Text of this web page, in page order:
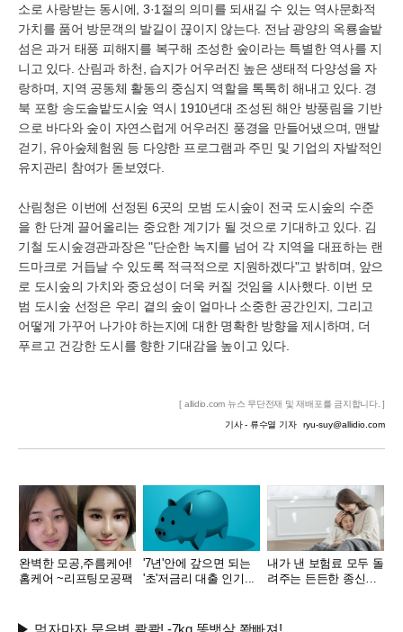
소로 사랑받는 동시에, 3·1절의 의미를 되새길 수 있는 역사문화적
가치를 품어 방문객의 발길이 끊이지 않는다. 전남 광양의 옥룡솔밭
섬은 과거 태풍 피해지를 복구해 조성한 숲이라는 특별한 역사를 지
니고 있다. 산림과 하천, 습지가 어우러진 높은 생태적 다양성을 자
랑하며, 지역 공동체 활동의 중심지 역할을 톡톡히 해내고 있다. 경
북 포항 송도솔밭도시숲 역시 1910년대 조성된 해안 방풍림을 기반
으로 바다와 숲이 자연스럽게 어우러진 풍경을 만들어냈으며, 맨발
걷기, 유아숲체험원 등 다양한 프로그램과 주민 및 기업의 자발적인
유지관리 참여가 돋보였다.
산림청은 이번에 선정된 6곳의 모범 도시숲이 전국 도시숲의 수준
을 한 단계 끌어올리는 중요한 계기가 될 것으로 기대하고 있다. 김
기철 도시숲경관과장은 "단순한 녹지를 넘어 각 지역을 대표하는 랜
드마크로 거듭날 수 있도록 적극적으로 지원하겠다"고 밝히며, 앞으
로 도시숲의 가치와 중요성이 더욱 커질 것임을 시사했다. 이번 모
범 도시숲 선정은 우리 곁의 숲이 얼마나 소중한 공간인지, 그리고
어떻게 가꾸어 나가야 하는지에 대한 명확한 방향을 제시하며, 더
푸르고 건강한 도시를 향한 기대감을 높이고 있다.
[ allidio.com 뉴스 무단전재 및 재배포를 금지합니다. ]
기사 - 류수열 기자 ryu-suy@allidio.com
완벽한 모공,주름케어!
홈케어 ~리프팅모공팩
'7년'안에 갚으면 되는
'초'저금리 대출 인기...
내가 낸 보험료 모두 돌
려주는 든든한 종신보